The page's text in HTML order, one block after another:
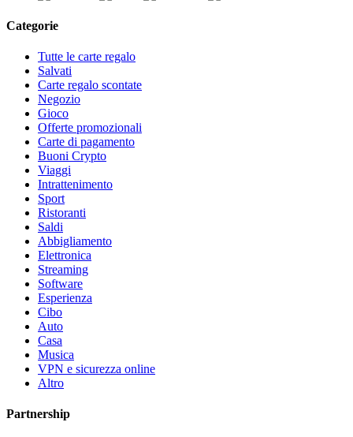
Categorie
Tutte le carte regalo
Salvati
Carte regalo scontate
Negozio
Gioco
Offerte promozionali
Carte di pagamento
Buoni Crypto
Viaggi
Intrattenimento
Sport
Ristoranti
Saldi
Abbigliamento
Elettronica
Streaming
Software
Esperienza
Cibo
Auto
Casa
Musica
VPN e sicurezza online
Altro
Partnership